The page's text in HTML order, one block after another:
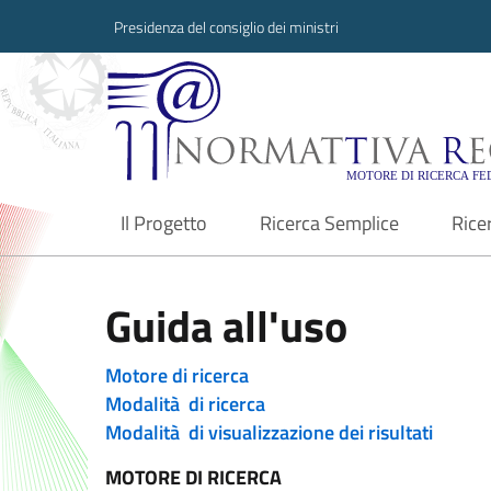
Presidenza del consiglio dei ministri
Normattiva
Il Progetto
current Ricerca Semplice
Guida all'uso
Motore di ricerca
Modalità di ricerca
Modalità di visualizzazione dei risultati
MOTORE DI RICERCA